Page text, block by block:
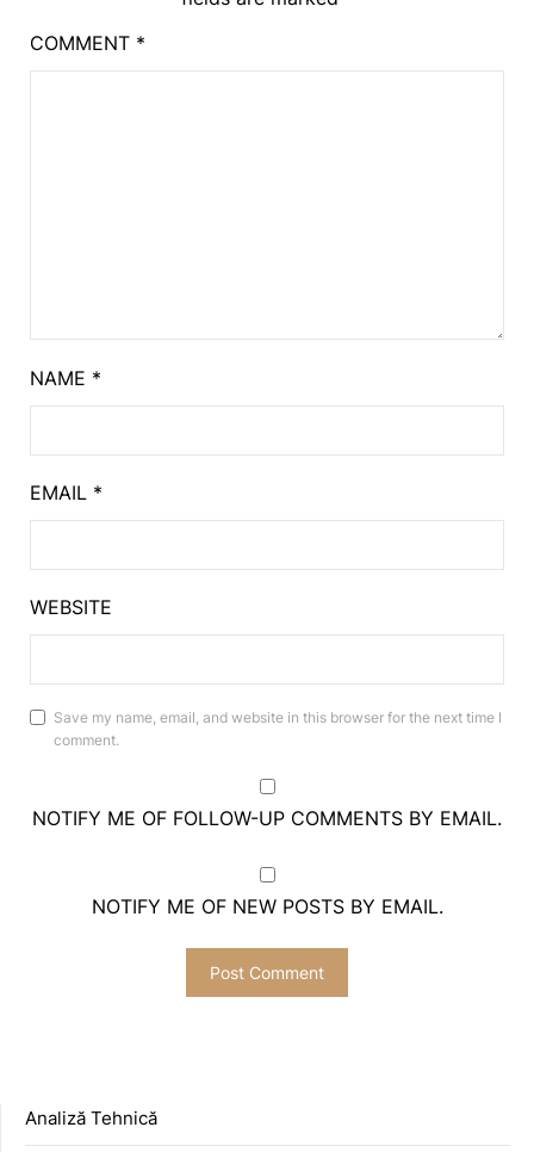
COMMENT *
NAME *
EMAIL *
WEBSITE
Save my name, email, and website in this browser for the next time I
comment.
NOTIFY ME OF FOLLOW-UP COMMENTS BY EMAIL.
NOTIFY ME OF NEW POSTS BY EMAIL.
Analiză Tehnică